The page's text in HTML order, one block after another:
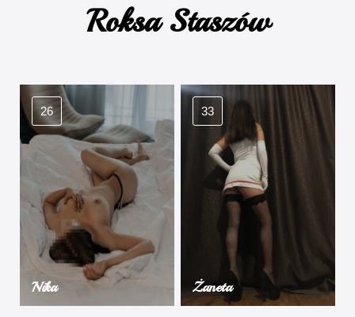
Roksa Staszów
26
Nika
33
Żaneta